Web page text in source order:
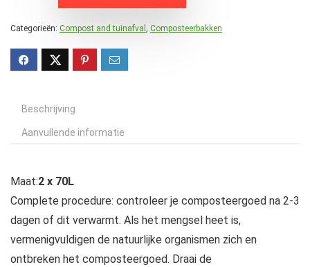
Categorieën: Compost and tuinafval , Composteerbakken
Beschrijving
Aanvullende informatie
Maat:2 x 70L
Complete procedure: controleer je composteergoed na 2-3
dagen of dit verwarmt. Als het mengsel heet is,
vermenigvuldigen de natuurlijke organismen zich en
ontbreken het composteergoed. Draai de